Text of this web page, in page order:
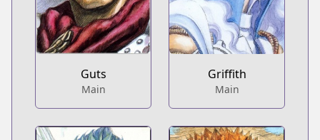
Griffith
Main
Guts
Main